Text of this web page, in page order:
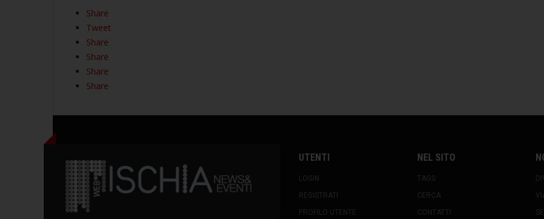
Share
Tweet
Share
Share
Share
Share
UTENTI
LOGIN
REGISTRATI
PROFILO UTENTE
NEL SITO
TAGS
CERCA
CONTATTI